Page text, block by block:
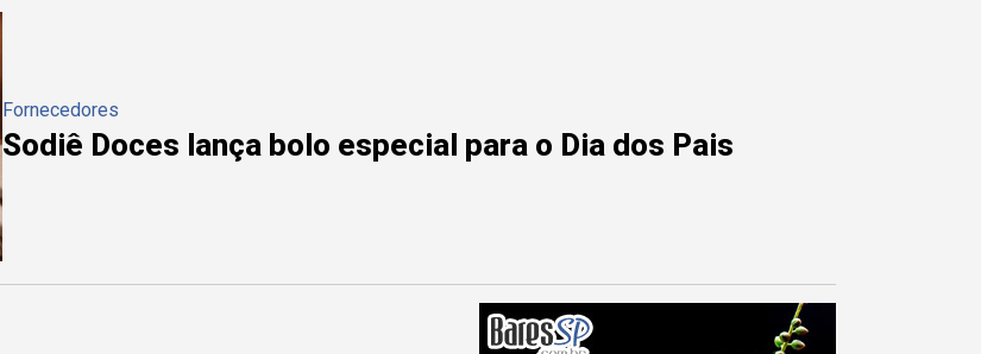
Fornecedores
Sodiê Doces lança bolo especial para o Dia dos Pais